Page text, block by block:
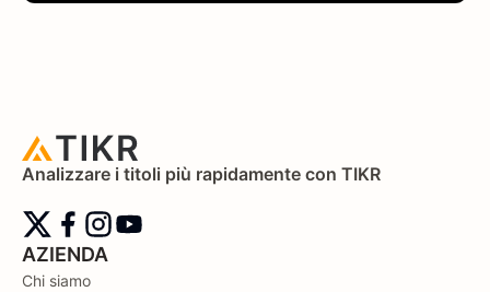
Analizzare i titoli più rapidamente con TIKR
AZIENDA
Chi siamo